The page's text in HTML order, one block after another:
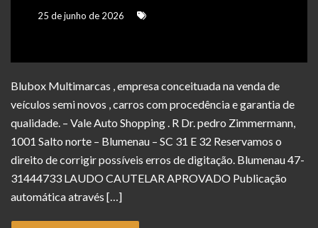
25 de junho de 2026
Blubox Multimarcas , empresa conceituada na venda de
veículos semi novos , carros com procedência e garantia de
qualidade. – Vale Auto Shopping . R Dr. pedro Zimmermann,
1001 Salto norte – Blumenau – SC 31 E 32 Reservamos o
direito de corrigir possíveis erros de digitação. Blumenau 47-
31444733 LAUDO CAUTELAR APROVADO Publicação
automática através […]